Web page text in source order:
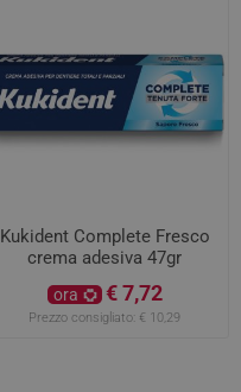
Kukident Complete Fresco
crema adesiva 47gr
ora € 7,72
Prezzo consigliato: € 10,29